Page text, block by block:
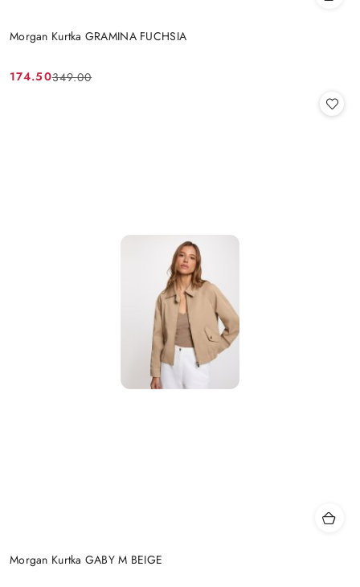
Morgan Kurtka GRAMINA FUCHSIA
Cena
174.50
Cena
349.00
Morgan Kurtka GABY M BEIGE